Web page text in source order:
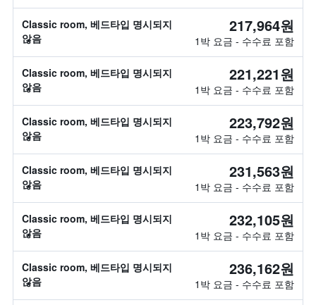
Classic room, 베드타입 명시되지
않음
217,964원
1박 요금 - 수수료 포함
Classic room, 베드타입 명시되지
않음
221,221원
1박 요금 - 수수료 포함
Classic room, 베드타입 명시되지
않음
223,792원
1박 요금 - 수수료 포함
Classic room, 베드타입 명시되지
않음
231,563원
1박 요금 - 수수료 포함
Classic room, 베드타입 명시되지
않음
232,105원
1박 요금 - 수수료 포함
Classic room, 베드타입 명시되지
않음
236,162원
1박 요금 - 수수료 포함